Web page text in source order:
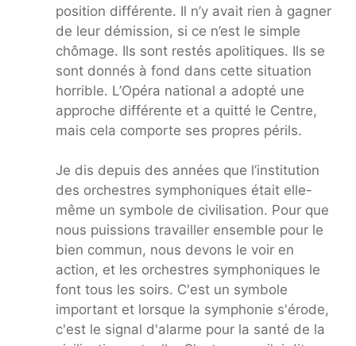
position différente. Il n’y avait rien à gagner
de leur démission, si ce n’est le simple
chômage. Ils sont restés apolitiques. Ils se
sont donnés à fond dans cette situation
horrible. L’Opéra national a adopté une
approche différente et a quitté le Centre,
mais cela comporte ses propres périls.
Je dis depuis des années que l’institution
des orchestres symphoniques était elle-
même un symbole de civilisation. Pour que
nous puissions travailler ensemble pour le
bien commun, nous devons le voir en
action, et les orchestres symphoniques le
font tous les soirs. C'est un symbole
important et lorsque la symphonie s'érode,
c'est le signal d'alarme pour la santé de la